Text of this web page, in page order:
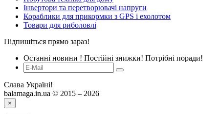
Інвертори та перетворювачі напруги
Кораблики для прикормки з GPS і ехолотом
Товари для риболовлі
Підпишіться прямо зараз!
Останні новини ! Постійні знижки! Потрібні поради!
Слава Україні!
balamaga.in.ua © 2015 – 2026
×